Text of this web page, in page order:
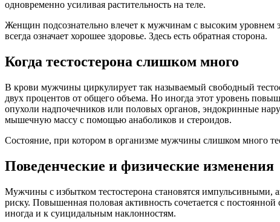
одновременно усиливая растительность на теле.
Женщин подсознательно влечет к мужчинам с высоким уровнем
всегда означает хорошее здоровье. Здесь есть обратная сторона.
Когда тестостерона слишком много
В крови мужчины циркулирует так называемый свободный
двух процентов от общего объема. Но иногда этот уровень
опухоли надпочечников или половых органов, эндокринные
мышечную массу с помощью анаболиков и стероидов.
Состояние, при котором в организме мужчины слишком много
Поведенческие и физические изменения
Мужчины с избытком тестостерона становятся импульсивными,
риску. Повышенная половая активность сочетается с
иногда и к суицидальным наклонностям.